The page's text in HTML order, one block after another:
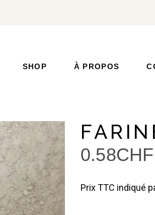
SHOP À PROPOS
0.58CHF
Prix TTC indiqué